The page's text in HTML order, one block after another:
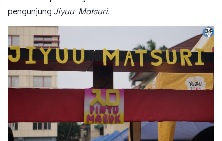
pengunjung Jiyuu Matsuri.